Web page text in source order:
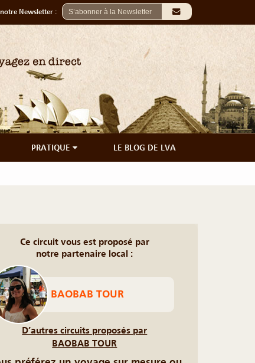
Newsletter :
PRATIQUE LE BLOG DE LVA
Ce circuit vous est proposé par
notre partenaire local :
BAOBAB TOUR
D’autres circuits proposés par
BAOBAB TOUR